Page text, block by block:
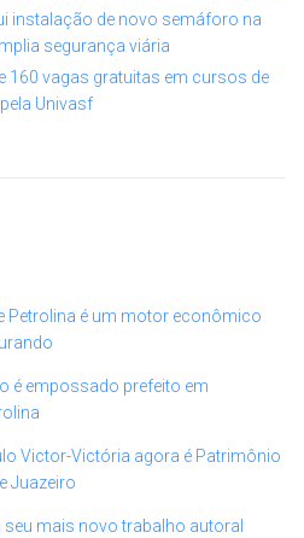
instalação de novo semáforo na
segurança viária
160 vagas gratuitas em cursos de
Univasf
Petrolina é um motor econômico
é empossado prefeito em
Victor-Victória agora é Patrimônio
Juazeiro
seu mais novo trabalho autoral